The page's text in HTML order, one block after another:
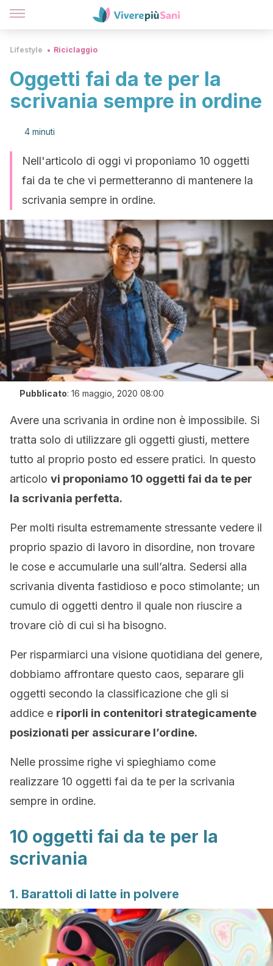
Lifestyle Riciclaggio
Oggetti fai da te per la
scrivania sempre in ordine
4 minuti
Nell'articolo di oggi vi proponiamo 10 oggetti
fai da te che vi permetteranno di mantenere la
scrivania sempre in ordine.
Pubblicato: 16 maggio, 2020 08:00
Avere una scrivania in ordine non è impossibile. Si
tratta solo di utilizzare gli oggetti giusti, mettere
tutto al proprio posto ed essere pratici. In questo
articolo vi proponiamo 10 oggetti fai da te per
la scrivania perfetta.
Per molti risulta estremamente stressante vedere il
proprio spazio di lavoro in disordine, non trovare
le cose e accumularle una sull’altra. Sedersi alla
scrivania diventa fastidioso e poco stimolante; un
cumulo di oggetti dentro il quale non riuscire a
trovare ciò di cui si ha bisogno.
Per risparmiarci una visione quotidiana del genere,
dobbiamo affrontare questo caos, separare gli
oggetti secondo la classificazione che gli si
addice e riporli in contenitori strategicamente
posizionati per assicurare l’ordine.
Nelle prossime righe vi spieghiamo come
realizzare 10 oggetti fai da te per la scrivania
sempre in ordine.
10 oggetti fai da te per la
scrivania
1. Barattoli di latte in polvere